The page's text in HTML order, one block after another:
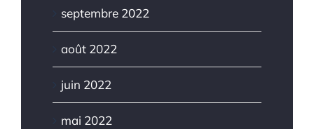
septembre 2022
août 2022
juin 2022
mai 2022